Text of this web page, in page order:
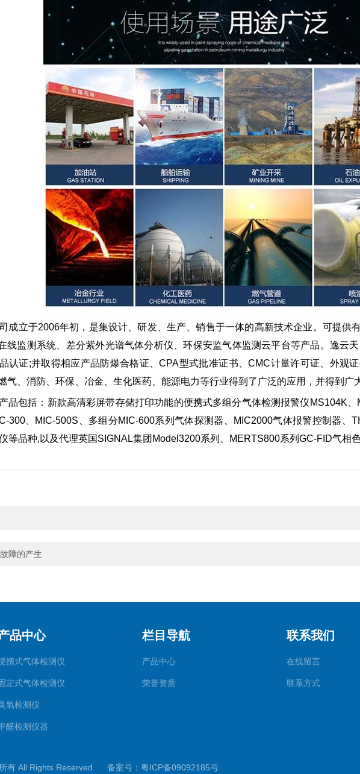
立于2006年初，是集设计、研发、生产、销售于一体的高新技术企业。可提供
线监测系统、差分紫外光谱气体分析仪、环保安监气体监测云平台等产品。逸云
认证;并取得相应产品防爆合格证、CPA型式批准证书、CMC计量许可证、外观
气、消防、环保、冶金、生化医药、能源电力等行业得到了广泛的应用，并得到广
包括：新款高清彩屏带存储打印功能的便携式多组分气体检测报警仪MS104K、
300、MIC-500S、多组分MIC-600系列气体探测器、MIC2000气体报警控制器、
等品种,以及代理英国SIGNAL集团Model3200系列、MERTS800系列GC-FID气相
障的产生
品中心
携式气体检测仪
定式气体检测仪
氧检测仪
醛检测仪器
体报警控制主机
栏目导航
产品中心
荣誉资质
联系我们
在线留言
联系方式
有 All Rights Reserved. 备案号：粤ICP备09092185号